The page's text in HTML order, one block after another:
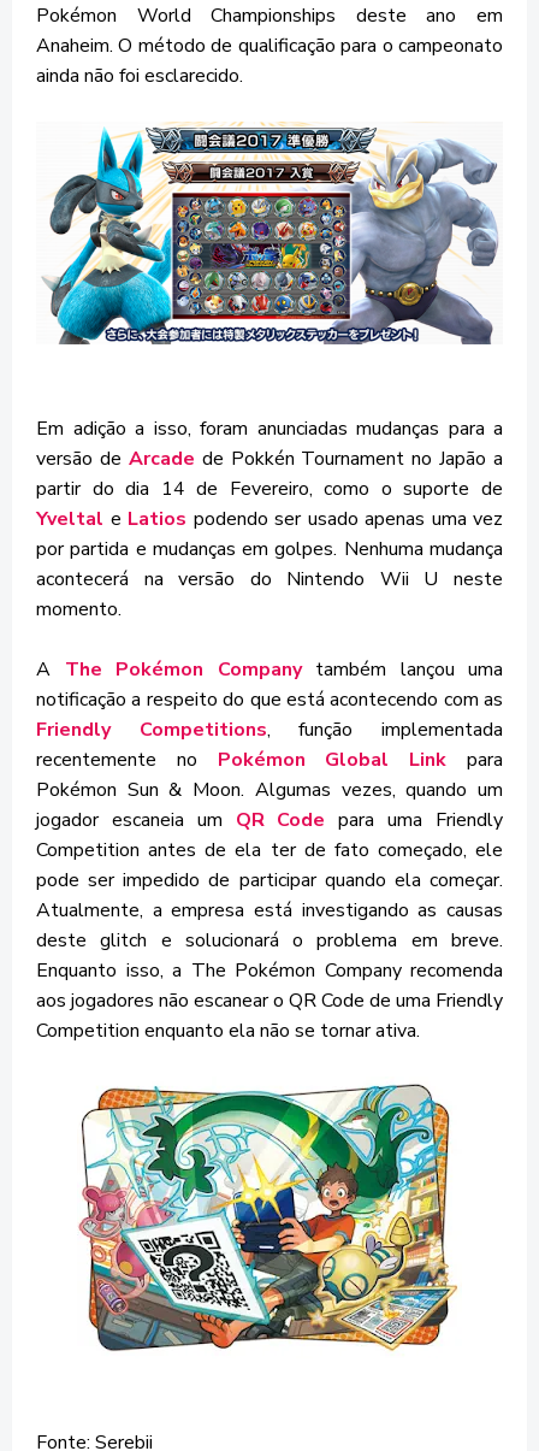
Pokémon World Championships deste ano em
Anaheim. O método de qualificação para o campeonato
ainda não foi esclarecido.
Em adição a isso, foram anunciadas mudanças para a
versão de Arcade de Pokkén Tournament no Japão a
partir do dia 14 de Fevereiro, como o suporte de
Yveltal e Latios podendo ser usado apenas uma vez
por partida e mudanças em golpes. Nenhuma mudança
acontecerá na versão do Nintendo Wii U neste
momento.
A The Pokémon Companytambém lançou uma
notificação a respeito do que está acontecendo com as
Friendly Competitions, função implementada
recentemente no Pokémon Global Link para
Pokémon Sun & Moon. Algumas vezes, quando um
jogador escaneia um QR Code para uma Friendly
Competition antes de ela ter de fato começado, ele
pode ser impedido de participar quando ela começar.
Atualmente, a empresa está investigando as causas
deste glitch e solucionará o problema em breve.
Enquanto isso, a The Pokémon Company recomenda
aos jogadores não escanear o QR Code de uma Friendly
Competition enquanto ela não se tornar ativa.
Fonte: Serebii